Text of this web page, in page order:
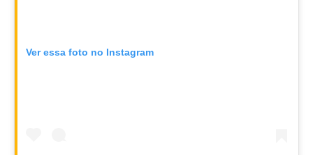
Ver essa foto no Instagram